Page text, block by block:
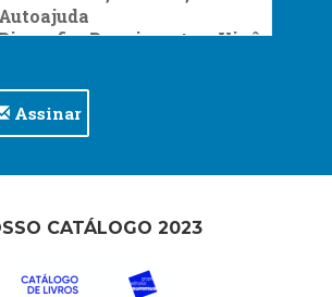
Assinar
CATÁLOGO 2023